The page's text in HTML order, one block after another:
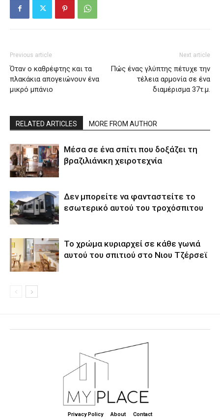
Previous article
Όταν ο καθρέφτης και τα
πλακάκια απογειώνουν ένα
μικρό μπάνιο
Next article
Πώς ένας γλύπτης πέτυχε την
τέλεια αρμονία σε ένα
διαμέρισμα 37τ.μ.
RELATED ARTICLES MORE FROM AUTHOR
Μέσα σε ένα σπίτι που δοξάζει τη
βραζιλιάνικη χειροτεχνία
Δεν μπορείτε να φανταστείτε το
εσωτερικό αυτού του τροχόσπιτου
Το χρώμα κυριαρχεί σε κάθε γωνιά
αυτού του σπιτιού στο Νιου Τζέρσεϊ
Privacy Policy About Contact